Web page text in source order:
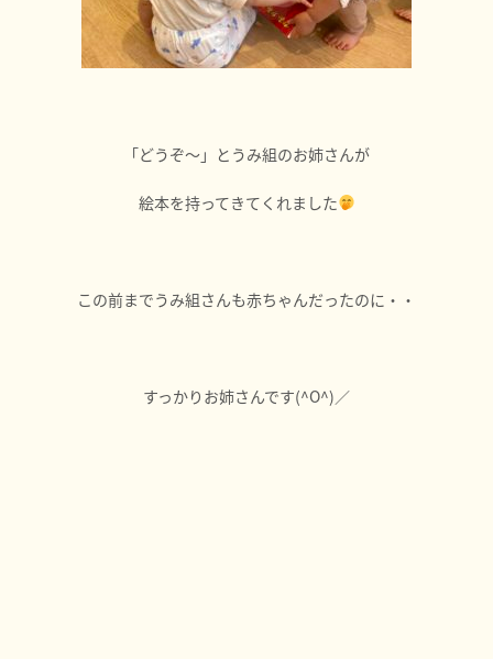
「どうぞ～」とうみ組のお姉さんが
絵本を持ってきてくれました
この前までうみ組さんも赤ちゃんだったのに・・
すっかりお姉さんです(^O^)／